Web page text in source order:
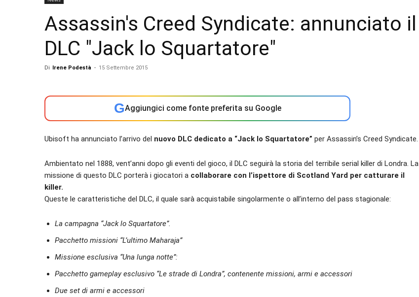
Assassin's Creed Syndicate: annunciato il
DLC "Jack lo Squartatore"
Di Irene Podestà - 15 Settembre 2015
GAggiungici come fonte preferita su Google
Ubisoft ha annunciato l’arrivo del nuovo DLC dedicato a “Jack lo Squartatore” per Assassin’s Creed Syndicate.
Ambientato nel 1888, vent’anni dopo gli eventi del gioco, il DLC seguirà la storia del terribile serial killer di Londra. La
missione di questo DLC porterà i giocatori a collaborare con l’ispettore di Scotland Yard per catturare il
killer.
Queste le caratteristiche del DLC, il quale sarà acquistabile singolarmente o all’interno del pass stagionale:
La campagna “Jack lo Squartatore”.
Pacchetto missioni “L’ultimo Maharaja”
Missione esclusiva “Una lunga notte”:
Pacchetto gameplay esclusivo “Le strade di Londra”, contenente missioni, armi e accessori
Due set di armi e accessori